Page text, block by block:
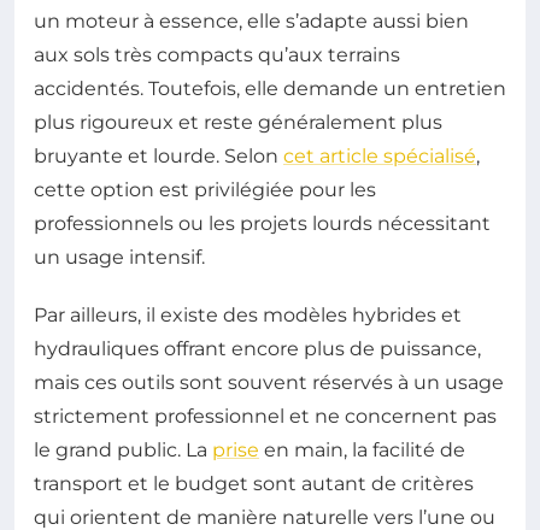
un moteur à essence, elle s’adapte aussi bien
aux sols très compacts qu’aux terrains
accidentés. Toutefois, elle demande un entretien
plus rigoureux et reste généralement plus
bruyante et lourde. Selon cet article spécialisé,
cette option est privilégiée pour les
professionnels ou les projets lourds nécessitant
un usage intensif.
Par ailleurs, il existe des modèles hybrides et
hydrauliques offrant encore plus de puissance,
mais ces outils sont souvent réservés à un usage
strictement professionnel et ne concernent pas
le grand public. La prise en main, la facilité de
transport et le budget sont autant de critères
qui orientent de manière naturelle vers l’une ou